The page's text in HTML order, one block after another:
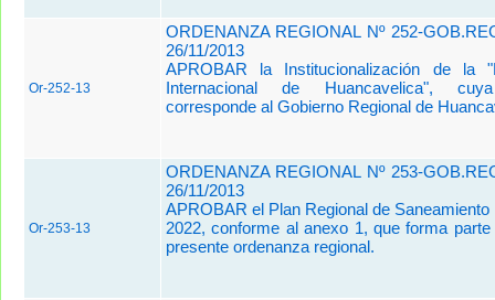
Or-252-13
ORDENANZA REGIONAL Nº 252-
26/11/2013
APROBAR la Institucionalización de la
Internacional de Huancavelica",
corresponde al Gobierno Regional de
Or-253-13
ORDENANZA REGIONAL Nº 253-
26/11/2013
APROBAR el Plan Regional de
2022, conforme al anexo 1, que forma
presente ordenanza regional.